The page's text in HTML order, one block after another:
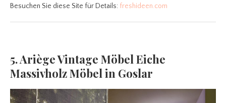
Besuchen Sie diese Site für Details: freshideen.com
5. Ariège Vintage Möbel Eiche
Massivholz Möbel in Goslar